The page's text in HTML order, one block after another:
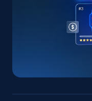
Seller reviews,
eBay - Collect